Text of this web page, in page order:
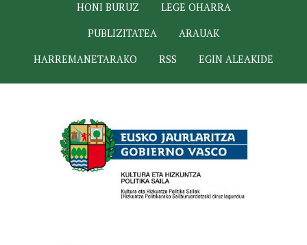
HONI BURUZ
LEGE OHARRA
PUBLIZITATEA
ARAUAK
HARREMANETARAKO
RSS EGIN ALEAKIDE